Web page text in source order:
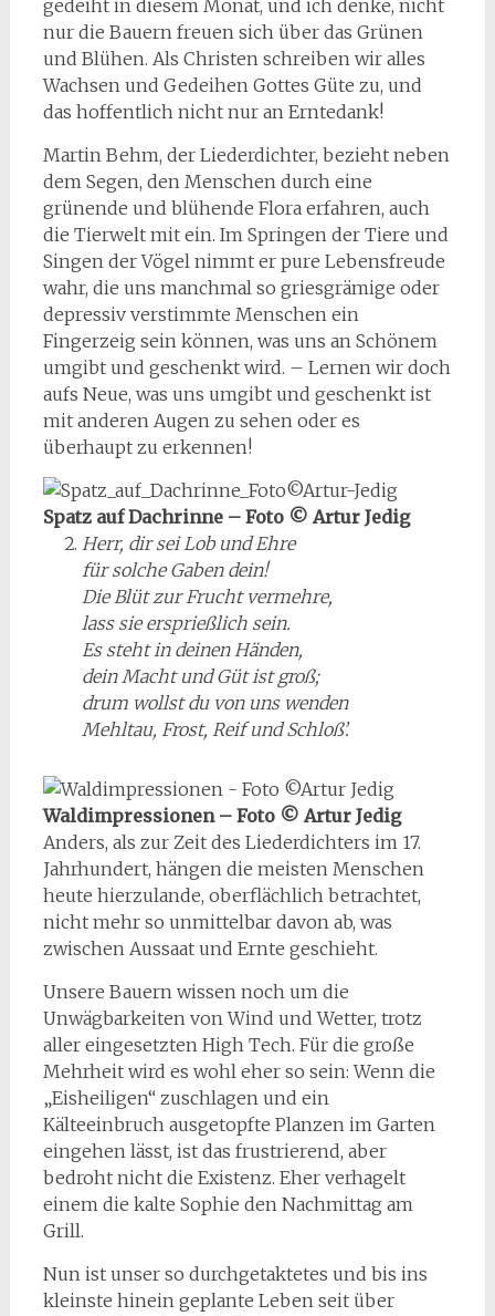
gedeiht in diesem Monat, und ich denke, nicht
nur die Bauern freuen sich über das Grünen
und Blühen. Als Christen schreiben wir alles
Wachsen und Gedeihen Gottes Güte zu, und
das hoffentlich nicht nur an Erntedank!
Martin Behm, der Liederdichter, bezieht neben
dem Segen, den Menschen durch eine
grünende und blühende Flora erfahren, auch
die Tierwelt mit ein. Im Springen der Tiere und
Singen der Vögel nimmt er pure Lebensfreude
wahr, die uns manchmal so griesgrämige oder
depressiv verstimmte Menschen ein
Fingerzeig sein können, was uns an Schönem
umgibt und geschenkt wird. – Lernen wir doch
aufs Neue, was uns umgibt und geschenkt ist
mit anderen Augen zu sehen oder es
überhaupt zu erkennen!
Spatz auf Dachrinne – Foto © Artur Jedig
Herr, dir sei Lob und Ehre
für solche Gaben dein!
Die Blüt zur Frucht vermehre,
lass sie ersprießlich sein.
Es steht in deinen Händen,
dein Macht und Güt ist groß;
drum wollst du von uns wenden
Mehltau, Frost, Reif und Schloß’.
Waldimpressionen – Foto © Artur Jedig
Anders, als zur Zeit des Liederdichters im 17.
Jahrhundert, hängen die meisten Menschen
heute hierzulande, oberflächlich betrachtet,
nicht mehr so unmittelbar davon ab, was
zwischen Aussaat und Ernte geschieht.
Unsere Bauern wissen noch um die
Unwägbarkeiten von Wind und Wetter, trotz
aller eingesetzten High Tech. Für die große
Mehrheit wird es wohl eher so sein: Wenn die
„Eisheiligen“ zuschlagen und ein
Kälteeinbruch ausgetopfte Planzen im Garten
eingehen lässt, ist das frustrierend, aber
bedroht nicht die Existenz. Eher verhagelt
einem die kalte Sophie den Nachmittag am
Grill.
Nun ist unser so durchgetaktetes und bis ins
kleinste hinein geplante Leben seit über